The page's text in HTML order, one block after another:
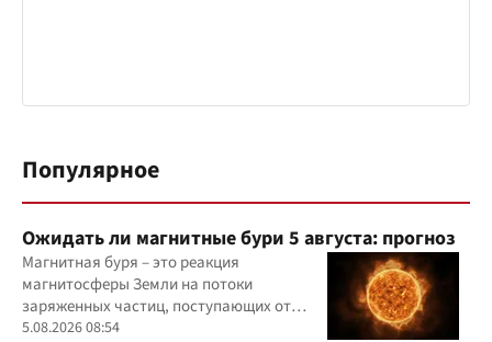
Популярное
Ожидать ли магнитные бури 5 августа: прогноз
Магнитная буря – это реакция
магнитосферы Земли на потоки
заряженных частиц, поступающих от
Солнца
5.08.2026 08:54